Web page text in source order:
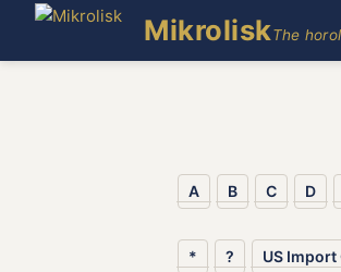
MikroliskThe
A B C D
* ? US Import